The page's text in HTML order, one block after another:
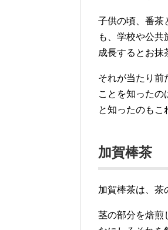
子供の頃、番茶
も、学校や公共
成長するとお抹
それが当たり前
ことを知ったの
と知ったのもこ
加賀棒茶
加賀棒茶は、茶
茎の部分を焙煎